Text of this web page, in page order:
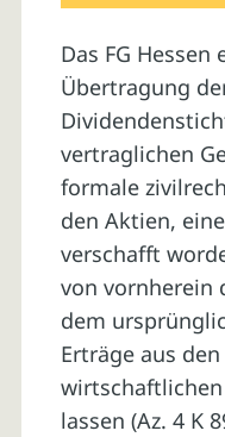
Das FG
Übertragung
vertraglichen
formale
den Aktien,
verschafft
von vornherein
dem
Erträge aus
lassen (Az. 4 K